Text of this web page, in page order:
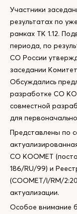
Участники
результатах по
рамках ТК 1.12.
периода, по
СО России
заседании
Обсуждались
разработке СО
совместной
для
Представлены по
СО КООМЕТ
186/RU/99) и
(COOMET/I/RM/
актуализации.
Особое внимание